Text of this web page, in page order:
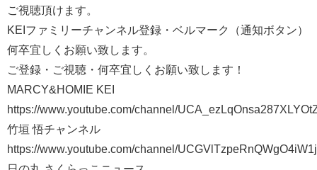
ご視聴頂けます。
KEIファミリーチャンネル登録・ベルマーク（通知ボタン）
何卒宜しくお願い致します。
ご登録・ご視聴・何卒宜しくお願い致します！
MARCY&HOMIE KEI
https://www.youtube.com/channel/
竹垣 悟チャンネル
https://www.youtube.com/channel/